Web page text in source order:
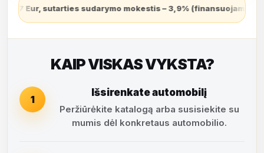
3,9% (finansuojamas sutarties sudarymo dieną ir
KAIP VISKAS VYKSTA?
1
Išsirenkate automobilį
Peržiūrėkite katalogą arba susisiekite su
mumis dėl konkretaus automobilio.